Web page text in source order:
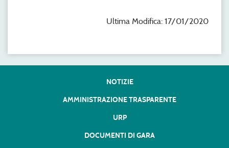
Ultima Modifica: 17/01/2020
NOTIZIE
AMMINISTRAZIONE TRASPARENTE
URP
DOCUMENTI DI GARA